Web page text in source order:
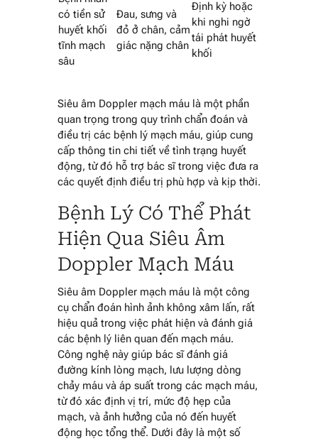
có tiền sử
huyết khối
tĩnh mạch
sâu
Đau, sưng và
đỏ ở chân, cảm
giác nặng chân
Định kỳ hoặc
khi nghi ngờ
tái phát huyết
khối
Siêu âm Doppler mạch máu là một phần
quan trọng trong quy trình chẩn đoán và
điều trị các bệnh lý mạch máu, giúp cung
cấp thông tin chi tiết về tình trạng huyết
động, từ đó hỗ trợ bác sĩ trong việc đưa ra
các quyết định điều trị phù hợp và kịp thời.
Bệnh Lý Có Thể Phát
Hiện Qua Siêu Âm
Doppler Mạch Máu
Siêu âm Doppler mạch máu là một công
cụ chẩn đoán hình ảnh không xâm lấn, rất
hiệu quả trong việc phát hiện và đánh giá
các bệnh lý liên quan đến mạch máu.
Công nghệ này giúp bác sĩ đánh giá
đường kính lòng mạch, lưu lượng dòng
chảy máu và áp suất trong các mạch máu,
từ đó xác định vị trí, mức độ hẹp của
mạch, và ảnh hưởng của nó đến huyết
động học tổng thể. Dưới đây là một số